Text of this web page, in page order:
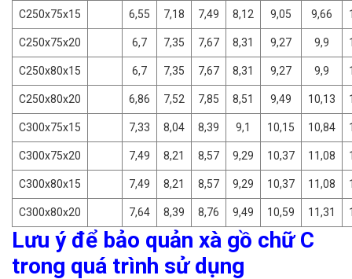
C250x75x15 6,55 7,18 7,49 8,12 9,05 9,66
C250x75x20 6,7 7,35 7,67 8,31 9,27 9,9
C250x80x15 6,7 7,35 7,67 8,31 9,27 9,9
C250x80x20 6,86 7,52 7,85 8,51 9,49 10,13
C300x75x15 7,33 8,04 8,39 9,1 10,15 10,84
C300x75x20 7,49 8,21 8,57 9,29 10,37 11,08
C300x80x15 7,49 8,21 8,57 9,29 10,37 11,08
C300x80x20 7,64 8,39 8,76 9,49 10,59 11,31
Lưu ý để bảo quản xà gồ chữ C
trong quá trình sử dụng